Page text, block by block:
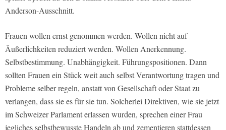
Anderson-Ausschnitt.
Frauen wollen ernst genommen werden. Wollen nicht auf
Äußerlichkeiten reduziert werden. Wollen Anerkennung.
Selbstbestimmung. Unabhängigkeit. Führungspositionen. Dann
sollten Frauen ein Stück weit auch selbst Verantwortung tragen und
Probleme selber regeln, anstatt von Gesellschaft oder Staat zu
verlangen, dass sie es für sie tun. Solcherlei Direktiven, wie sie jetzt
im Schweizer Parlament erlassen wurden, sprechen einer Frau
jegliches selbstbewusste Handeln ab und zementieren stattdessen